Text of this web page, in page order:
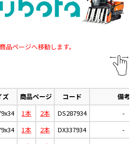
ページへ移動します。
ズ 商品ページ コード 備考
1本 2本 DS287934
-
1本 2本 DX337934 -